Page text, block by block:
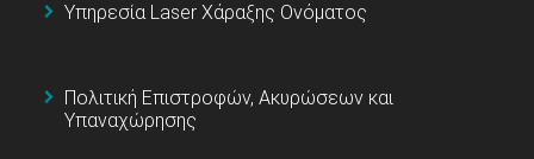
Υπηρεσία Laser Χάραξης Ονόματος
Πολιτική Επιστροφών, Ακυρώσεων και
Υπαναχώρησης